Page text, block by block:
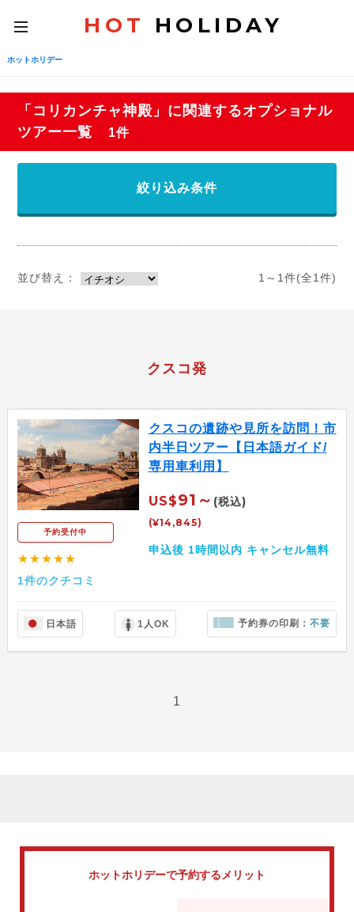
toggle
navigation
HOT HOLIDAY
ホットホリデー
「コリカンチャ神殿」に関連するオプショナル
ツアー一覧
1件
絞り込み条件
並び替え： 1～1件(全1件)
クスコ発
予約受付中
★★★★★
1件のクチコミ
クスコの遺跡や見所を訪問！市
内半日ツアー【日本語ガイド/
専用車利用】
US$91～ (税込)
(¥14,845)
申込後 1時間以内 キャンセル無料
日本語 1人OK 予約券の印刷：不要
1
ホットホリデーで予約するメリット